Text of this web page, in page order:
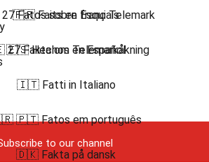
to our channel
Fatos sobre Esqui Telemark
Fakta om Telemarkåkning
🇫🇷 Faits en français
🇪🇸 Hechos en Español
🇮🇹 Fatti in Italiano
🇵🇹 Fatos em português
🇩🇰 Fakta på dansk